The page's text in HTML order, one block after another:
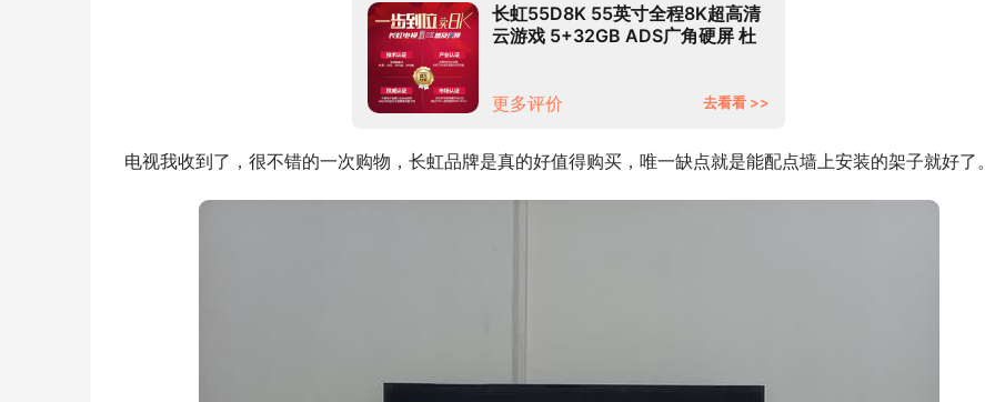
长虹55D8K 55英寸全程8K超高清
云游戏 5+32GB ADS广角硬屏 杜
更多评价
去看看 >>
电视我收到了，很不错的一次购物，长虹品牌是真的好值得购买，唯一缺点就是能配点墙上安装的架子就好了。